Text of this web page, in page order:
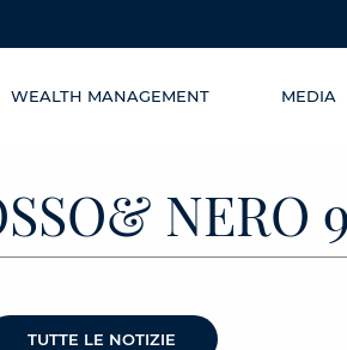
WEALTH MANAGEMENT MEDIA
NERO
TUTTE LE NOTIZIE